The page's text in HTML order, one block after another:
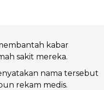
kabar
sakit mereka.
nama tersebut
rekam medis.